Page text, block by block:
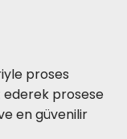
proses
ederek prosese
en güvenilir